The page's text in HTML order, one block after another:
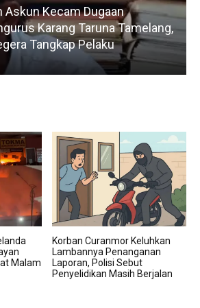
Kecam Dugaan
Karang Taruna Tamelang,
Tangkap Pelaku
Malam
Korban Curanmor Keluhkan
Lambannya Penanganan
Laporan, Polisi Sebut
Penyelidikan Masih Berjalan